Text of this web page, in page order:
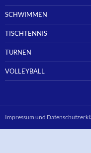
SCHWIMMEN
TISCHTENNIS
TURNEN
VOLLEYBALL
Impressum und